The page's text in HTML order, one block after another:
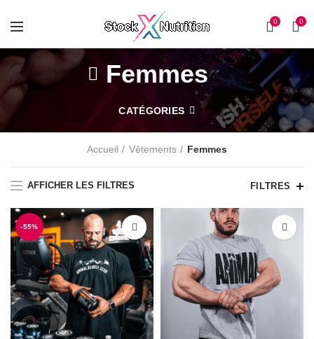
0 0
Femmes
CATÉGORIES
Accueil Vêtements Femmes
AFFICHER LES FILTRES FILTRES
-55%